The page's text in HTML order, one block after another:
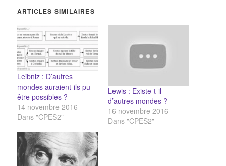
ARTICLES SIMILAIRES
Leibniz : D’autres
mondes auraient-ils pu
être possibles ?
14 novembre 2016
Dans "CPES2"
Lewis : Existe-t-il
d’autres mondes ?
16 novembre 2016
Dans "CPES2"